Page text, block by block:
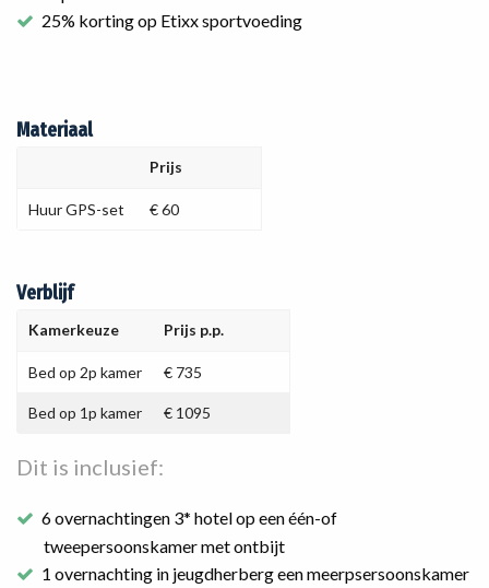
25% korting op Etixx sportvoeding
Materiaal
Prijs
Huur GPS-set € 60
Verblijf
Kamerkeuze Prijs p.p.
Bed op 2p kamer € 735
Bed op 1p kamer € 1095
Dit is inclusief:
6 overnachtingen 3* hotel op een één-of
tweepersoonskamer met ontbijt
1 overnachting in jeugdherberg een meerpsersoonskamer